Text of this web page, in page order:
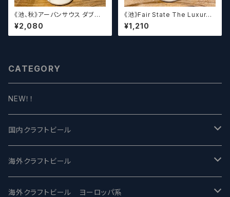
《池、秋》アーバンサウス ダブル
スピルド ロックザボート / Urba
n South HTX Double Spille
d: Rock the Boat【クラフトビ
¥2,080
《池》Fair State The Luxury
of Restraint / フェアステイト
ザ ラグジュアリー オブ リストレ
イント【クラフトビールシザーズ】
¥1,210
CATEGORY
NEW！！
国内クラフトビール
UCHU BREWING -うちゅうブルーイング
バテレ -VERTERE
海外クラフトビール
Modern Times モダンタイムズ
海外クラフトビール ヨーロッパ系